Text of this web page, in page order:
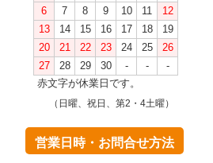
6
7 8 9 10 11
12
13
14 15 16 17 18
19
20
21 22 23 24 25
26
27
28 29 30 - -
-
赤文字が休業日です。
（日曜、祝日、第2・4土曜）
営業日時・お問合せ方法